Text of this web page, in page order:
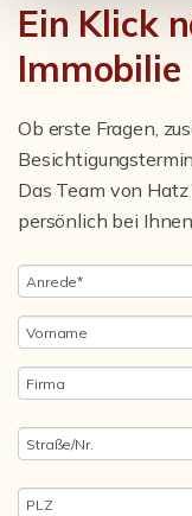
Ein Klick
Immobilie
Ob erste Fragen,
Das Team von
persönlich bei